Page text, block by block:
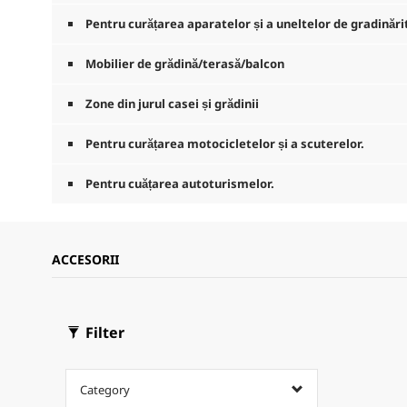
Pentru curățarea aparatelor și a uneltelor de
Mobilier de grădină/terasă/balcon
Zone din jurul casei și grădinii
Pentru curățarea motocicletelor și a scuterelor.
Pentru cuățarea autoturismelor.
ACCESORII
Filter
Category